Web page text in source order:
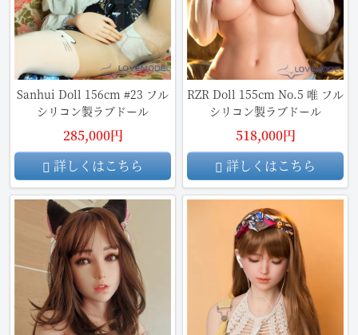
Sanhui Doll 156cm #23 フル
シリコン製ラブドール
285,000円
詳しくはこちら
RZR Doll 155cm No.5 唯 フル
シリコン製ラブドール
518,000円
詳しくはこちら